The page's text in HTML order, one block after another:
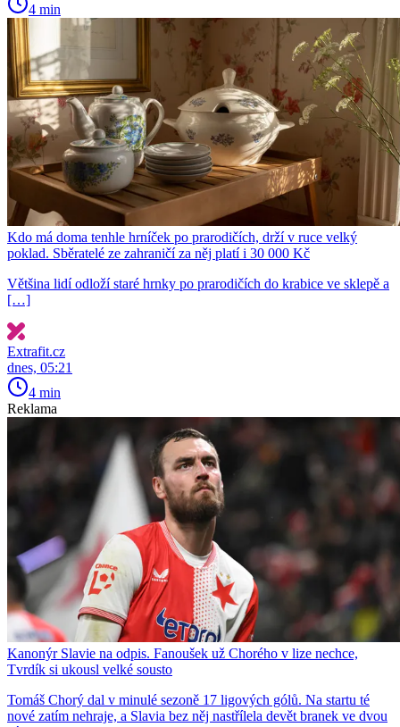
4 min
Kdo má doma tenhle hrníček po prarodičích, drží v ruce velký
poklad. Sběratelé ze zahraničí za něj platí i 30 000 Kč
Většina lidí odloží staré hrnky po prarodičích do krabice ve sklepě a
[…]
Extrafit.cz
dnes, 05:21
4 min
Reklama
Kanonýr Slavie na odpis. Fanoušek už Chorého v lize nechce,
Tvrdík si ukousl velké sousto
Tomáš Chorý dal v minulé sezoně 17 ligových gólů. Na startu té
nové zatím nehraje, a Slavia bez něj nastřílela devět branek ve dvou